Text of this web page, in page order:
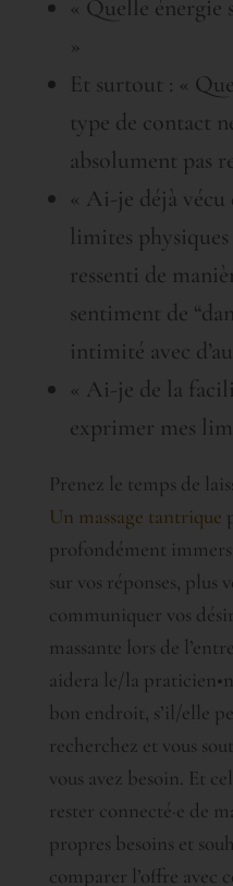
« Quelle énergie
»
Et surtout : «
type de contact
absolument pas
« Ai-je déjà vécu
limites
ressenti de
sentiment de
intimité avec
« Ai-je de la
exprimer mes
Prenez le temps de
Un massage tantrique
profondément
sur vos réponses, plus
communiquer vos
massante lors de
aidera le/la
bon endroit, s’il/elle
recherchez et vous
vous avez besoin. Et
rester connecté·e de
propres besoins et
comparer l’offre avec